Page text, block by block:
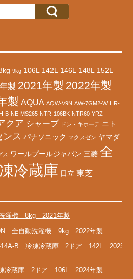
9kg 106L 142L 146L 148L
152L
製 2021年製 2022年製
製 AQUA AQW-V9N AW-7GM2-W HR-
B NE-MS265 NTR-106BK NTR60 YRZ-
クア シャープ ドン・キホーテ ニト
ンス パナソニック マクスゼン ヤマダ
ス ワールプールジャパン 三菱 全
冷蔵庫 日立 東芝
濯機 8kg 2021年製
全自動洗濯機 9kg 2022年製
14A-B 冷凍冷蔵庫 2ドア 142L 2023
冷蔵庫 2ドア 106L 2024年製